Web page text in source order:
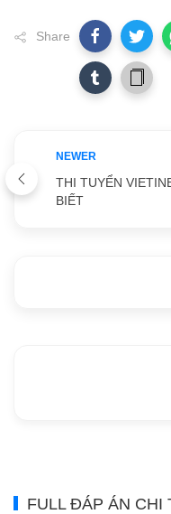
Share
NEWER
THI TUYỂN
BIẾT
FULL ĐÁP ÁN CHI